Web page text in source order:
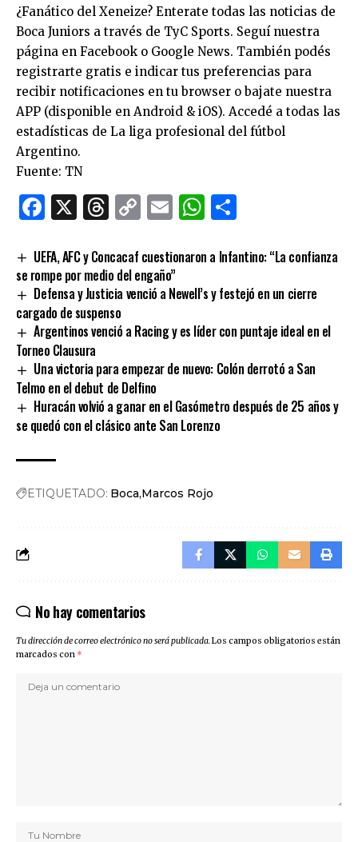
¿Fanático del Xeneize? Enterate todas las noticias de
Boca Juniors a través de TyC Sports. Seguí nuestra
página en Facebook o Google News. También podés
registrarte gratis e indicar tus preferencias para
recibir notificaciones en tu browser o bajate nuestra
APP (disponible en Android & iOS). Accedé a todas las
estadísticas de La liga profesional del fútbol
Argentino.
Fuente: TN
Facebook
X Threads
CopyEmailWhatsApp
UEFA, AFC y Concacaf cuestionaron a Infantino: “La confianza
se rompe por medio del engaño”
Defensa y Justicia venció a Newell’s y festejó en un cierre
cargado de suspenso
Argentinos venció a Racing y es líder con puntaje ideal en el
Torneo Clausura
Una victoria para empezar de nuevo: Colón derrotó a San
Telmo en el debut de Delfino
Huracán volvió a ganar en el Gasómetro después de 25 años y
se quedó con el clásico ante San Lorenzo
ETIQUETADO: Boca Marcos Rojo
No hay comentarios
Tu dirección de correo electrónico no será publicada.Los campos obligatorios están
marcados con *